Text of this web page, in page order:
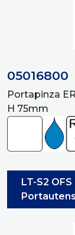
05016800
Portapinza
H 75mm
LT-S2 OFS